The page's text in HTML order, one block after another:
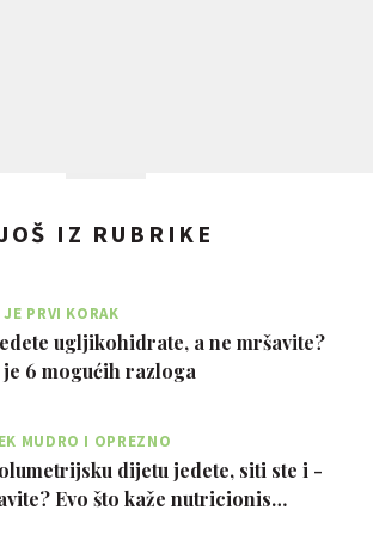
IZ RUBRIKE
PRVI KORAK
ugljikohidrate, a ne mršavite?
je 6 mogućih razloga
MUDRO I OPREZNO
dijetu jedete, siti ste i -
Evo što kaže nutricionis…